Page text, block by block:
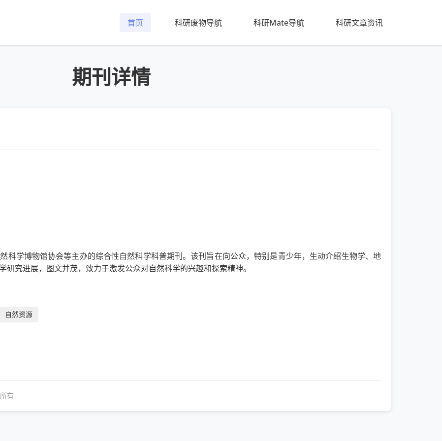
首页 科研废物导航 科研Mate导航 科研文章资讯
期刊详情
科学博物馆协会等主办的综合性自然科学科普期刊。该刊旨在向公众，特别是青少年，生动介绍生物学、地
究进展，图文并茂，致力于激发公众对自然科学的兴趣和探索精神。
自然资源
有